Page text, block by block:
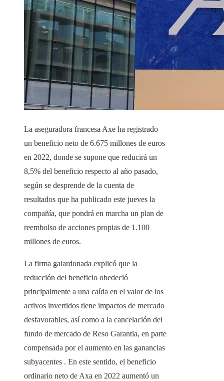
La aseguradora francesa Axe ha registrado
un beneficio neto de 6.675 millones de euros
en 2022, donde se supone que reducirá un
8,5% del beneficio respecto al año pasado,
según se desprende de la cuenta de
resultados que ha publicado este jueves la
compañía, que pondrá en marcha un plan de
reembolso de acciones propias de 1.100
millones de euros.
La firma galardonada explicó que la
reducción del beneficio obedeció
principalmente a una caída en el valor de los
activos invertidos tiene impactos de mercado
desfavorables, así como a la cancelación del
fundo de mercado de Reso Garantia, en parte
compensada por el aumento en las ganancias
subyacentes . En este sentido, el beneficio
ordinario neto de Axa en 2022 aumentó un